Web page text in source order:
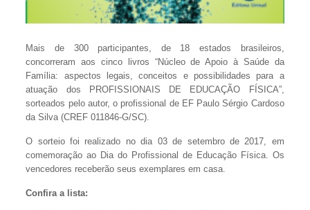
Mais de 300 participantes, de 18 estados brasileiros,
concorreram aos cinco livros “Núcleo de Apoio à Saúde da
Família: aspectos legais, conceitos e possibilidades para a
atuação dos PROFISSIONAIS DE EDUCAÇÃO FÍSICA”,
sorteados pelo autor, o profissional de EF Paulo Sérgio Cardoso
da Silva (CREF 011846-G/SC).
O sorteio foi realizado no dia 03 de setembro de 2017, em
comemoração ao Dia do Profissional de Educação Física. Os
vencedores receberão seus exemplares em casa.
Confira a lista: